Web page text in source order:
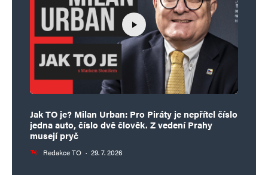
Jak TO je? Milan Urban: Pro Piráty je nepřítel číslo
jedna auto, číslo dvě člověk. Z vedení Prahy
musejí pryč
Redakce TO · 29. 7. 2026